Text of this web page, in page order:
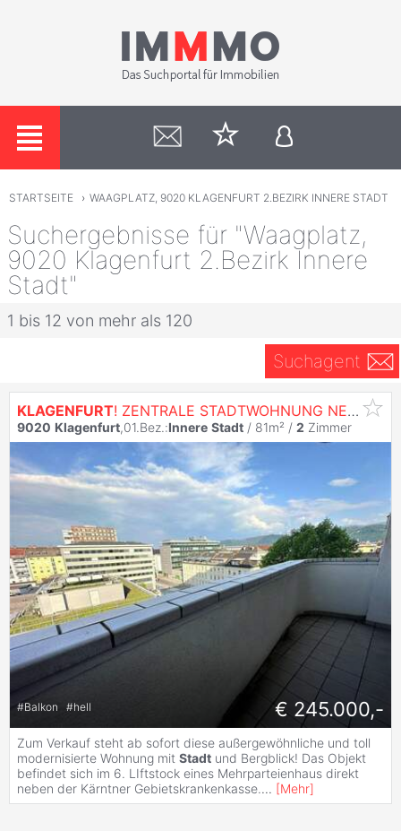
STARTSEITE › WAAGPLATZ, 9020 KLAGENFURT 2.BEZIRK INNERE STADT
Suchergebnisse für "Waagplatz,
9020 Klagenfurt 2.Bezirk Innere
Stadt"
1 bis 12 von mehr als 120
Suchagent
KLAGENFURT! ZENTRALE STADTWOHNUNG NEBEN ÖGK MIT ATEMBERAUBENDEM BLICK ÜBER
9020 Klagenfurt,01.Bez.:Innere Stadt / 81m² / 2 Zimmer
#Balkon #hell € 245.000,-
Zum Verkauf steht ab sofort diese außergewöhnliche und toll
modernisierte Wohnung mit Stadt und Bergblick! Das Objekt
befindet sich im 6. LIftstock eines Mehrparteienhaus direkt
neben der Kärntner Gebietskrankenkasse.... [Mehr]